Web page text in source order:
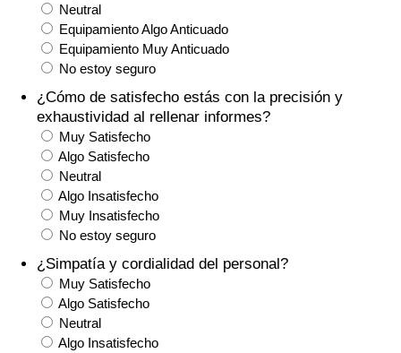
Neutral
Equipamiento Algo Anticuado
Equipamiento Muy Anticuado
No estoy seguro
¿Cómo de satisfecho estás con la precisión y
exhaustividad al rellenar informes?
Muy Satisfecho
Algo Satisfecho
Neutral
Algo Insatisfecho
Muy Insatisfecho
No estoy seguro
¿Simpatía y cordialidad del personal?
Muy Satisfecho
Algo Satisfecho
Neutral
Algo Insatisfecho
Contaminación
Índice de Contaminación (Actual)
Índice de contaminación
Índice de Contaminación por País
Tráfico
Índice de Tráfico
Índice de Tráfico (Actual)
Índice de Tráfico por País